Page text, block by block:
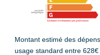
Montant estimé des
usage standard entre